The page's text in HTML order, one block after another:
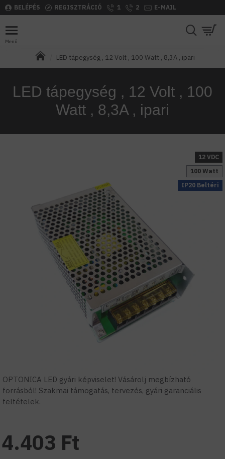
BELÉPÉS REGISZTRÁCIÓ 1 2 E-MAIL
LED tápegység , 12 Volt , 100 Watt , 8,3A , ipari
LED tápegység , 12 Volt , 100
Watt , 8,3A , ipari
IP20 Beltéri
12 VDC
100 Watt
OPTONICA LED gyári képviselet! Vásárolj megbízható
forrásból! Szakmai támogatás, tervezés, gyári garanciális
feltételek.
4.403 Ft